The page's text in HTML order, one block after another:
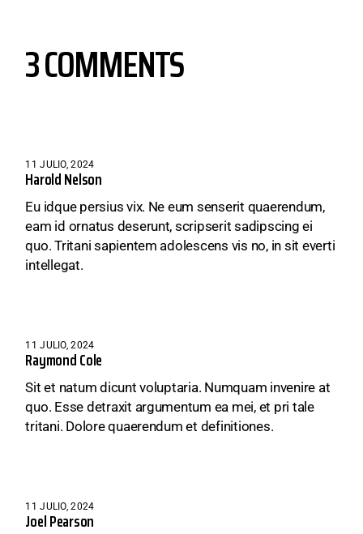
3 COMMENTS
11 JULIO, 2024
Harold Nelson
Eu idque persius vix. Ne eum senserit quaerendum,
eam id ornatus deserunt, scripserit sadipscing ei
quo. Tritani sapientem adolescens vis no, in sit everti
intellegat.
11 JULIO, 2024
Raymond Cole
Sit et natum dicunt voluptaria. Numquam invenire at
quo. Esse detraxit argumentum ea mei, et pri tale
tritani. Dolore quaerendum et definitiones.
11 JULIO, 2024
Joel Pearson